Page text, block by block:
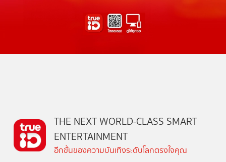
THE NEXT WORLD-CLASS SMART
ENTERTAINMENT
อีกขั้นของความบันเทิงระดับโลกตรงใจคุณ